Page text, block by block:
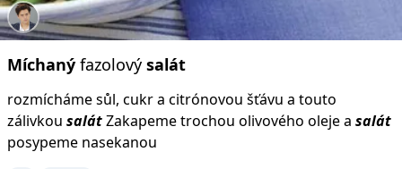
Míchaný fazolový salát
rozmícháme sůl, cukr a citrónovou šťávu a touto
zálivkou salátZakapeme trochou olivového oleje a salát
posypeme nasekanou